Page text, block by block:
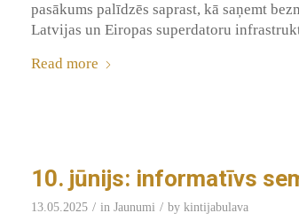
pasākums palīdzēs saprast, kā saņemt
Latvijas un Eiropas superdatoru
Read more
10. jūnijs: informatīvs
13.05.2025 / in Jaunumi / by kintijabulava